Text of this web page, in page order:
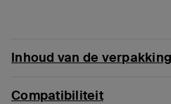
Inhoud van de verpakking
Compatibiliteit